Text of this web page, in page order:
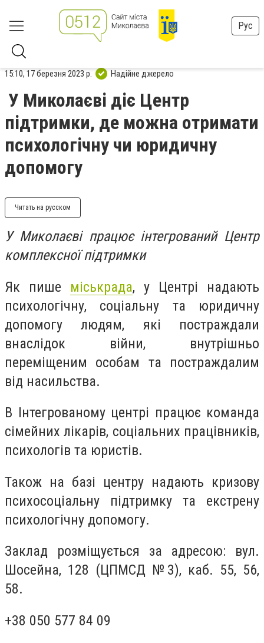
Рус
15:10, 17 березня 2023 р. Надійне джерело
У Миколаєві діє Центр
підтримки, де можна отримати
психологічну чи юридичну
допомогу
Читать на русском
У Миколаєві працює інтегрований Центр
комплексної підтримки
Як пише міськрада, у Центрі надають
психологічну, соціальну та юридичну
допомогу людям, які постраждали
внаслідок війни, внутрішньо
переміщеним особам та постраждалим
від насильства.
В Інтегрованому центрі працює команда
сімейних лікарів, соціальних працівників,
психологів та юристів.
Також на базі центру надають кризову
психосоціальну підтримку та екстрену
психологічну допомогу.
Заклад розміщується за адресою: вул.
Шосейна, 128 (ЦПМСД №3), каб. 55, 56,
58.
+38 050 577 84 09